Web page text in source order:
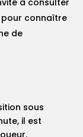
à consulter
connaître
de
sous
il est